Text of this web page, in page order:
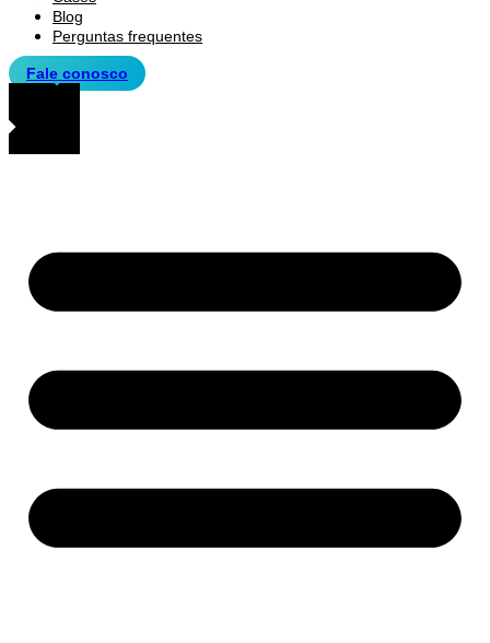
Blog
Perguntas frequentes
Fale conosco